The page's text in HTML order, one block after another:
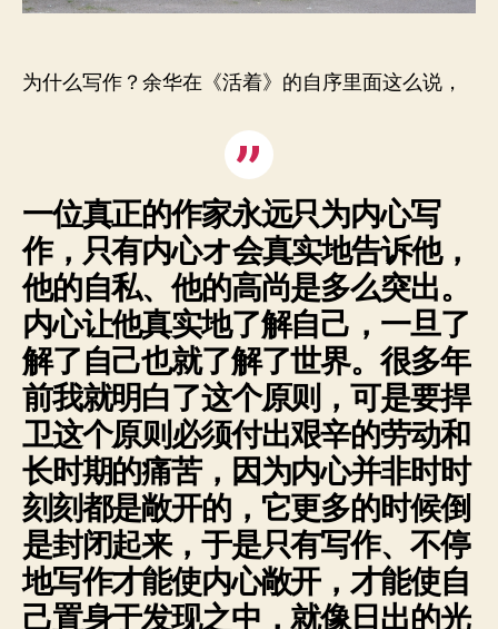
为什么写作？余华在《活着》的自序里面这么说，
一位真正的作家永远只为内心写
作，只有内心オ会真实地告诉他，
他的自私、他的高尚是多么突出。
内心让他真实地了解自己，一旦了
解了自己也就了解了世界。很多年
前我就明白了这个原则，可是要捍
卫这个原则必须付出艰辛的劳动和
长时期的痛苦，因为内心并非时时
刻刻都是敞开的，它更多的时候倒
是封闭起来，于是只有写作、不停
地写作才能使内心敞开，才能使自
己置身于发现之中，就像日出的光